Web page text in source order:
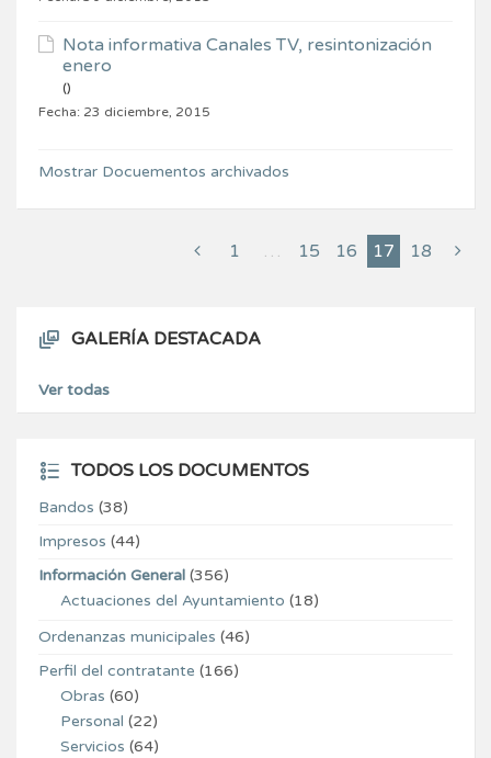
Nota informativa Canales TV, resintonización
enero
()
Fecha: 23 diciembre, 2015
Mostrar Docuementos archivados
1 … 15 16 17 18
GALERÍA DESTACADA
Ver todas
TODOS LOS DOCUMENTOS
Bandos (38)
Impresos (44)
Información General (356)
Actuaciones del Ayuntamiento (18)
Ordenanzas municipales (46)
Perfil del contratante (166)
Obras (60)
Personal (22)
Servicios (64)